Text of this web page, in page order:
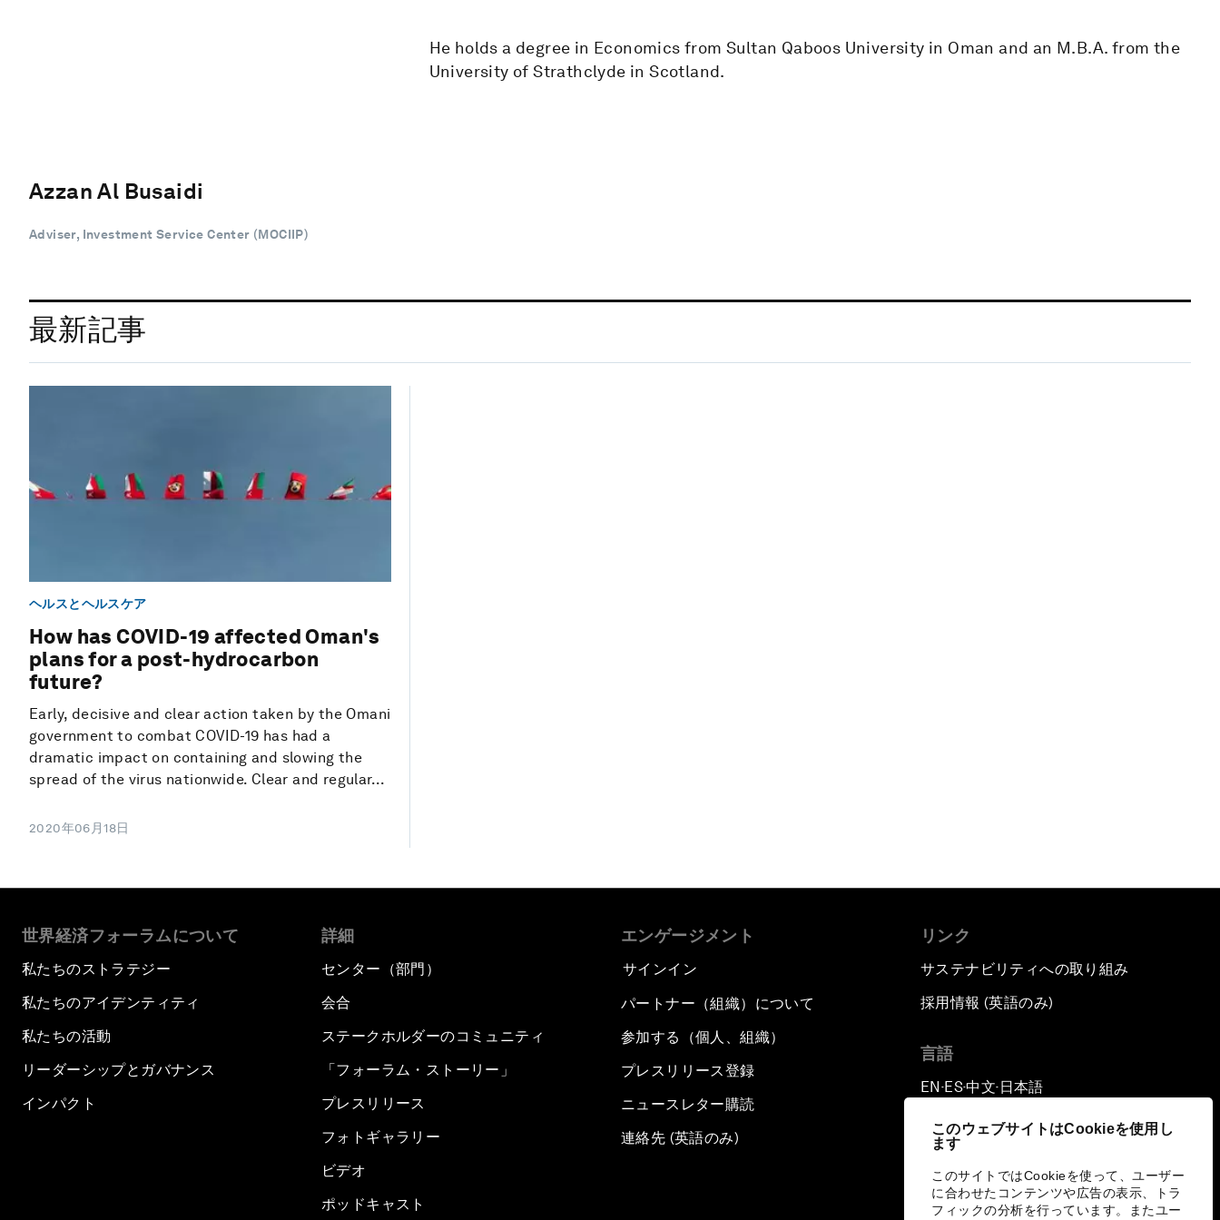
このウェブサイトはCookieを使用し
ます
このサイトではCookieを使って、ユーザー
に合わせたコンテンツや広告の表示、トラ
フィックの分析を行っています。またユー
Azzan Al Busaidi
Adviser, Investment Service Center (MOCIIP)
He holds a degree in Economics from Sultan Qaboos University in Oman and an M.B.A. from the
University of Strathclyde in Scotland.
最新記事
ヘルスとヘルスケア
How has COVID-19 affected Oman's
plans for a post-hydrocarbon
future?
Early, decisive and clear action taken by the Omani
government to combat COVID-19 has had a
dramatic impact on containing and slowing the
spread of the virus nationwide. Clear and regular...
2020年06月18日
世界経済フォーラムについて
私たちのストラテジー
私たちのアイデンティティ
私たちの活動
リーダーシップとガバナンス
インパクト
詳細
センター（部門）
会合
ステークホルダーのコミュニティ
「フォーラム・ストーリー」
プレスリリース
フォトギャラリー
ビデオ
ポッドキャスト
エンゲージメント
サインイン
パートナー（組織）について
参加する（個人、組織）
プレスリリース登録
ニュースレター購読
連絡先 (英語のみ)
リンク
サステナビリティへの取り組み
採用情報 (英語のみ)
言語
EN ▪ ES▪中文▪ 日本語